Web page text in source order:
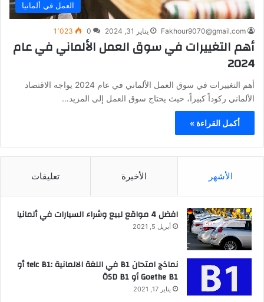
العمل في ألمانيا
Fakhour9070@gmail.com يناير 31, 2024 0 1٬023
أهم التغييرات في سوق العمل الألماني في عام
2024
أهم التغييرات في سوق العمل الألماني في عام 2024 يواجه الاقتصاد
الألماني ركوداً كبيراً، حيث يحتاج سوق العمل إلى المزيد…
أكمل القراءة »
الأشهر الأخيرة تعليقات
افضل 4 مواقع لبيع وشراء السيارات في ألمانيا
أبريل 5, 2021
نماذج امتحان B1 في اللغة الالمانية :telc B1 أو
Goethe B1 أو ÖSD B1
يناير 17, 2021